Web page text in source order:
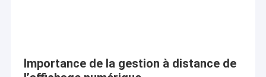
Importance de la gestion à distance de